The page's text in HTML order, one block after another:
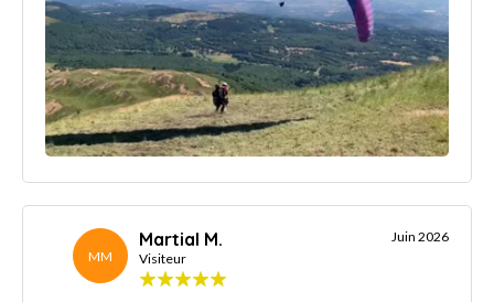
MM
Martial M.
Visiteur
Juin 2026